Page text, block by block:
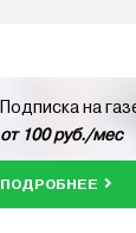
Подписка на
от 100 руб./мес
ПОДРОБНЕЕ